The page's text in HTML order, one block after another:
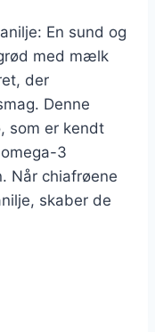
En sund og
med mælk
der
Denne
som er kendt
3
Når chiafrøene
skaber de